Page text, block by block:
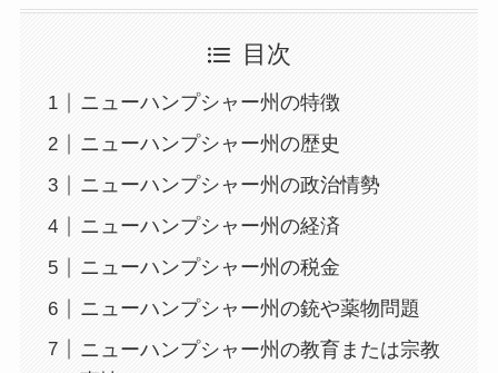
目次
ニューハンプシャー州の特徴
ニューハンプシャー州の歴史
ニューハンプシャー州の政治情勢
ニューハンプシャー州の経済
ニューハンプシャー州の税金
ニューハンプシャー州の銃や薬物問題
ニューハンプシャー州の教育または宗教